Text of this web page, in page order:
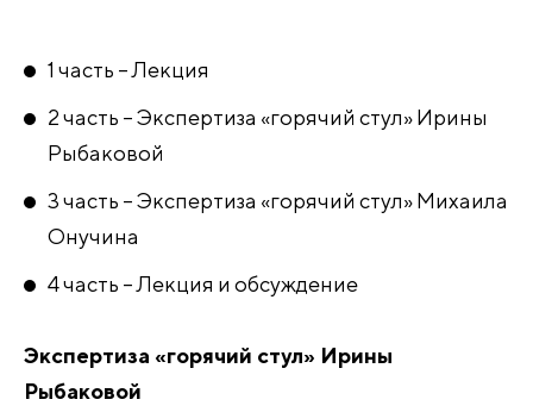
1 часть – Лекция
2 часть – Экспертиза «горячий стул» Ирины
Рыбаковой
3 часть – Экспертиза «горячий стул» Михаила
Онучина
4 часть – Лекция и обсуждение
Экспертиза «горячий стул» Ирины
Рыбаковой